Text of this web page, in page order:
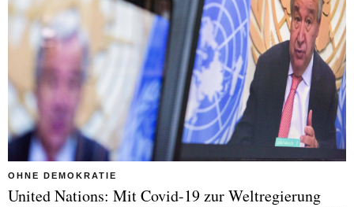
OHNE DEMOKRATIE
United Nations: Mit Covid-19 zur Weltregierung